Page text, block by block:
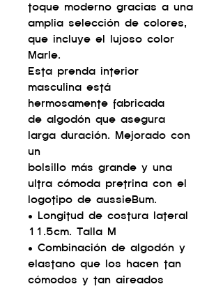
toque moderno gracias a una
amplia selección de colores,
que incluye el lujoso color
Marle.
Esta prenda interior
masculina está
hermosamente fabricada
de algodón que asegura
larga duración. Mejorado con
un
bolsillo más grande y una
ultra cómoda pretrina con el
logotipo de aussieBum.
• Longitud de costura lateral
11.5cm. Talla M
• Combinación de algodón y
elastano que los hacen tan
cómodos y tan aireados